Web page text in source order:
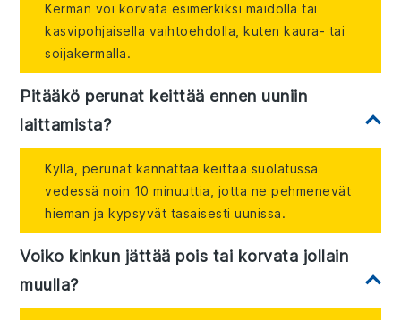
Kerman voi korvata esimerkiksi maidolla tai
kasvipohjaisella vaihtoehdolla, kuten kaura- tai
soijakermalla.
Pitääkö perunat keittää ennen uuniin
laittamista?
Kyllä, perunat kannattaa keittää suolatussa
vedessä noin 10 minuuttia, jotta ne pehmenevät
hieman ja kypsyvät tasaisesti uunissa.
Voiko kinkun jättää pois tai korvata jollain
muulla?